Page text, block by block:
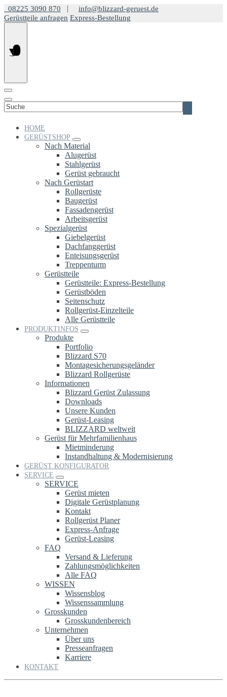
Springe
zum
Inhalt
08225 3090 870 |
info@blizzard-geruest.de
Gerüstteile anfragen Express-Bestellung
nach:
HOME
GERÜSTSHOP
Nach Material
Alugerüst
Stahlgerüst
Gerüst gebraucht
Nach Gerüstart
Rollgerüste
Baugerüst
Fassadengerüst
Arbeitsgerüst
Spezialgerüst
Giebelgerüst
Dachfanggerüst
Enteisungsgerüst
Treppenturm
Gerüstteile
Gerüstteile: Express-Bestellung
Gerüstböden
Seitenschutz
Rollgerüst-Einzelteile
Alle Gerüstteile
PRODUKTINFOS
Produkte
Portfolio
Blizzard S70
Montagesicherungsgeländer
Blizzard Rollgerüste
Informationen
Blizzard Gerüst Zulassung
Downloads
Unsere Kunden
Gerüst-Leasing
BLIZZARD weltweit
Gerüst für Mehrfamilienhaus
Mietminderung
Instandhaltung & Modernisierung
GERÜST KONFIGURATOR
SERVICE
SERVICE
Gerüst mieten
Digitale Gerüstplanung
Kontakt
Rollgerüst Planer
Express-Anfrage
Gerüst-Leasing
FAQ
Versand & Lieferung
Zahlungsmöglichkeiten
Alle FAQ
WISSEN
Wissensblog
Wissenssammlung
Grosskunden
Grosskundenbereich
Unternehmen
Über uns
Presseanfragen
Karriere
KONTAKT